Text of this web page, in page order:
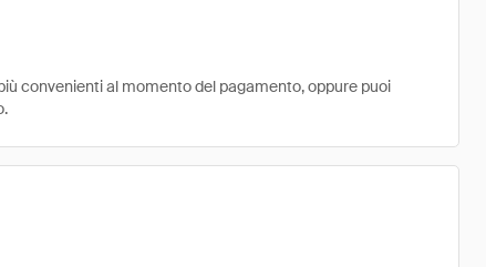
convenienti al momento del pagamento, oppure puoi